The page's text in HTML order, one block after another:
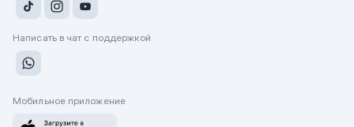
Написать в чат с поддержкой
Мобильное приложение